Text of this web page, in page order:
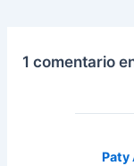
1 comentario
Paty